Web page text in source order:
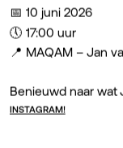
📅 10 juni 2026
🕔 17:00 uur
📍 MAQAM – Jan
Benieuwd naar wat
INSTAGRAM!